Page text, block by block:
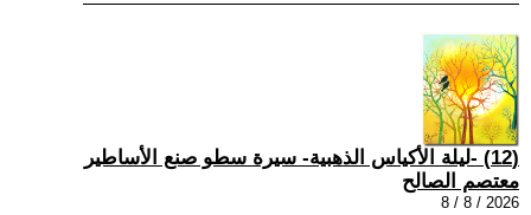
(12) -ليلة الأكياس الذهبية- سيرة سطو صنع الأساطير
معتصم الصالح
2026 / 8 / 8